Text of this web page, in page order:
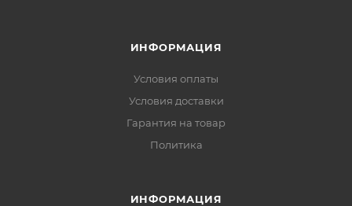
ИНФОРМАЦИЯ
Условия оплаты
Условия доставки
Гарантия на товар
Политика
ИНФОРМАЦИЯ